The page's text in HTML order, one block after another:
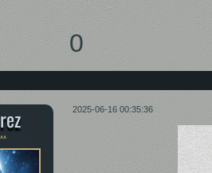
0
2025-06-16 00:35:36